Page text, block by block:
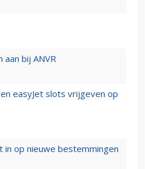
bij ANVR
easyJet slots vrijgeven op
in op nieuwe bestemmingen